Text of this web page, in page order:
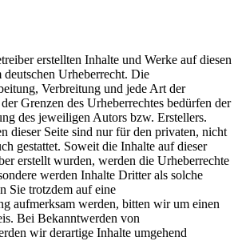
erstellten Inhalte und Werke auf diesen
deutschen Urheberrecht. Die
Verbreitung und jede Art der
Grenzen des Urheberrechtes bedürfen der
des jeweiligen Autors bzw. Erstellers.
dieser Seite sind nur für den privaten, nicht
gestattet. Soweit die Inhalte auf dieser
erstellt wurden, werden die Urheberrechte
werden Inhalte Dritter als solche
Sie trotzdem auf eine
aufmerksam werden, bitten wir um einen
Bei Bekanntwerden von
wir derartige Inhalte umgehend